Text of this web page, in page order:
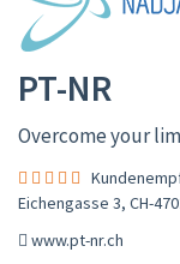
PT-NR
Overcome your
Eichengasse 3, CH-
www.pt-nr.ch